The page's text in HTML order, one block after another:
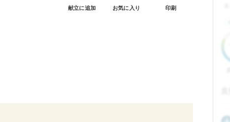
献立に追加 お気に入り 印刷